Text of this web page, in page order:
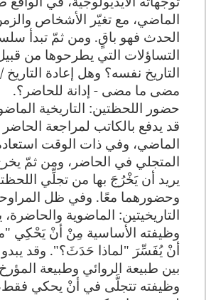
الماضي، مع تغيّر الأشخاص
الحدث فهو باقٍ. ومن ثمّ تبدأ
التساؤلات التي يطرحوها من
التاريخ نفسه؟ وهل إعادة
مضى ما مضى - إدانة للحاضر؟.
حضور اللحظتين: التاريخية
قد يدفع بالكاتب لمراجعة
الماضي، وفي ذات الوقت
المتجلي في الحاضر، ومن ثمّ
يريد أن يَخْرُجَ بها من تجلِّي
وحضورهما معًا. وفي ظل
التاريخيتين: الماضوية
وظيفته الأساسية مِنْ أنْ يَحْكِي
أنْ يُفَسِّرَ "لماذا حَدَثَ؟". وقد يبدو
بين طبيعة الروائي وطبيعة
وظيفته تتجلَّى في أنْ يحكي